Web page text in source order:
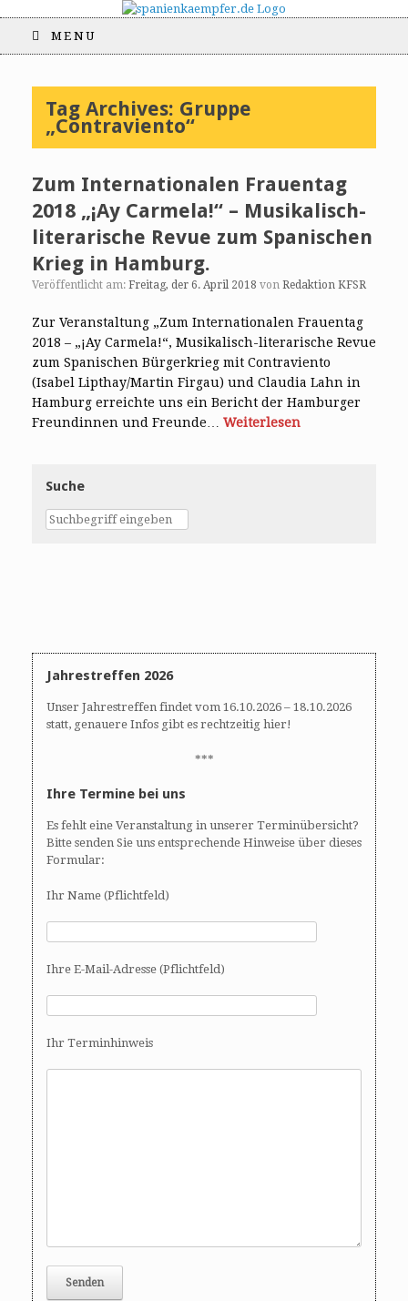
MENU
Tag Archives: Gruppe
„Contraviento“
Zum Internationalen Frauentag
2018 „¡Ay Carmela!“ – Musikalisch-
literarische Revue zum Spanischen
Krieg in Hamburg.
Veröffentlicht am: Freitag, der 6. April 2018 von Redaktion KFSR
Zur Veranstaltung „Zum Internationalen Frauentag
2018 – „¡Ay Carmela!“, Musikalisch-literarische Revue
zum Spanischen Bürgerkrieg mit Contraviento
(Isabel Lipthay/Martin Firgau) und Claudia Lahn in
Hamburg erreichte uns ein Bericht der Hamburger
Freundinnen und Freunde… Weiterlesen
Suche
Jahrestreffen 2026
Unser Jahrestreffen findet vom 16.10.2026 – 18.10.2026
statt, genauere Infos gibt es rechtzeitig hier!
***
Ihre Termine bei uns
Es fehlt eine Veranstaltung in unserer Terminübersicht?
Bitte senden Sie uns entsprechende Hinweise über dieses
Formular:
Ihr Name (Pflichtfeld)
Ihre E-Mail-Adresse (Pflichtfeld)
Ihr Terminhinweis